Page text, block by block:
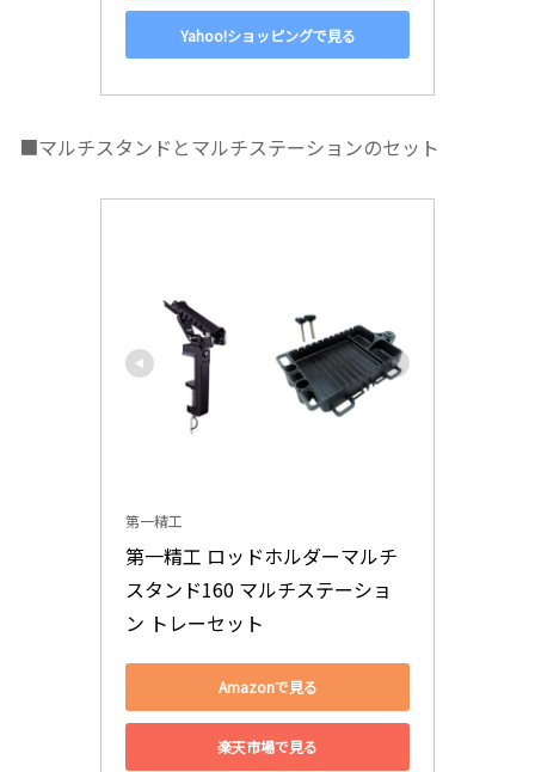
Yahoo!ショッピングで見る
■マルチスタンドとマルチステーションのセット
第一精工
第一精工 ロッドホルダーマルチ
スタンド160 マルチステーショ
ン トレーセット
Amazonで見る
楽天市場で見る